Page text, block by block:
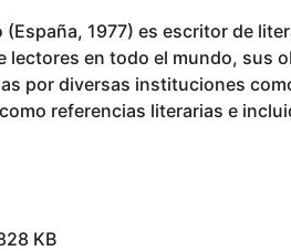
(España, 1977) es escritor de
lectores en todo el mundo, sus
por diversas instituciones
referencias literarias e
archivo ‏ : ‎ 1828 KB